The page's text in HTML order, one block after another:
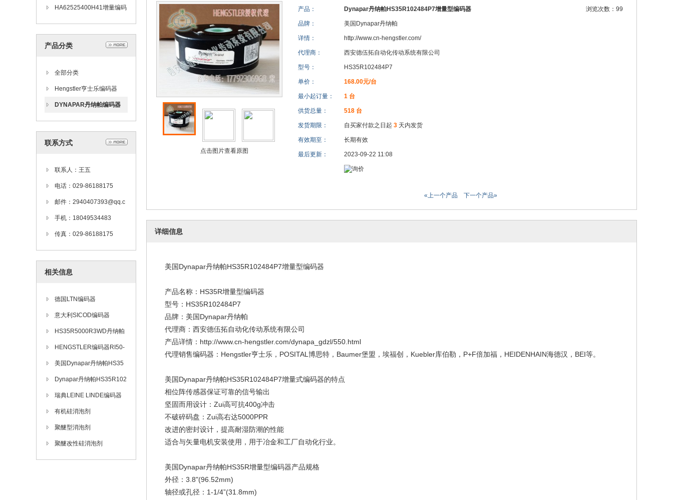
HA62525400H41增量编码
器亨士乐HENGSTLER
产品分类
全部分类
Hengstler亨士乐编码器
DYNAPAR丹纳帕编码器
联系方式
联系人：王五
电话：029-86188175
邮件：2940407393@qq.c
om
手机：18049534483
传真：029-86188175
相关信息
德国LTN编码器
意大利SICOD编码器
HS35R5000R3WD丹纳帕
Dynapar增量式编码器
HENGSTLER编码器RI50-
O/1000ES.12KA
美国Dynapar丹纳帕HS35
R10245172增量编码器
Dynapar丹纳帕HS35R102
48547增量编码器
瑞典LEINE LINDE编码器
有机硅消泡剂
聚醚型消泡剂
聚醚改性硅消泡剂
点击图片查看原图
产品： 浏览次数：99
Dynapar丹纳帕HS35R102484P7增量型编码器
品牌： 美国Dynapar丹纳帕
详情： http://www.cn-hengstler.com/
代理商： 西安德伍拓自动化传动系统有限公司
型号： HS35R102484P7
单价： 168.00元/台
最小起订量： 1 台
供货总量： 518 台
发货期限： 自买家付款之日起 3 天内发货
有效期至： 长期有效
最后更新： 2023-09-22 11:08
«上一个产品 下一个产品»
详细信息
美国Dynapar丹纳帕HS35R102484P7增量型编码器
产品名称：HS35R增量型编码器
型号：HS35R102484P7
品牌：美国Dynapar丹纳帕
代理商：西安德伍拓自动化传动系统有限公司
产品详情：http://www.cn-hengstler.com/dynapa_gdzl/550.html
代理销售编码器：Hengstler亨士乐，POSITAL博思特，Baumer堡盟，埃福创，Kuebler库伯勒，P+F倍加福，HEIDENHAIN海德汉，BEI等。
美国Dynapar丹纳帕HS35R102484P7增量式编码器的特点
相位阵传感器保证可靠的信号输出
坚固而用设计：Zui高可抗400g冲击
不破碎码盘：Zui高右达5000PPR
改进的密封设计，提高耐湿防潮的性能
适合与矢量电机安装使用，用于冶金和工厂自动化行业。
美国Dynapar丹纳帕HS35R增量型编码器产品规格
外径：3.8"(96.52mm)
轴径或孔径：1-1/4”(31.8mm)